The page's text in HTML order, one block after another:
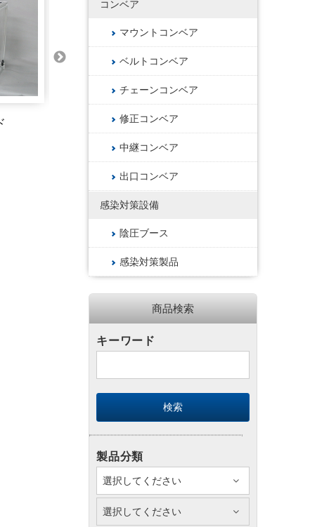
気フ
背面排気フード
コンベア
マウントコンベア
ベルトコンベア
チェーンコンベア
修正コンベア
中継コンベア
出口コンベア
感染対策設備
陰圧ブース
感染対策製品
商品検索
キーワード
製品分類